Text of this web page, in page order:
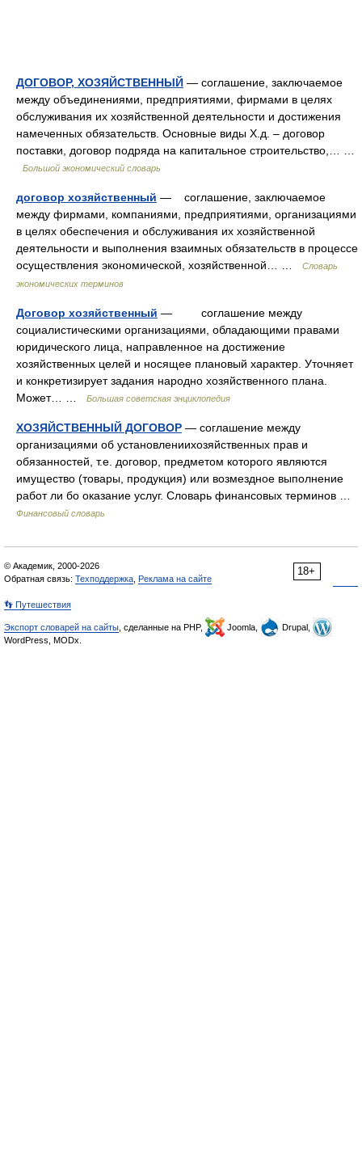
ДОГОВОР, ХОЗЯЙСТВЕННЫЙ — соглашение, заключаемое
между объединениями, предприятиями, фирмами в целях
обслуживания их хозяйственной деятельности и достижения
намеченных обязательств. Основные виды Х.д. – договор
поставки, договор подряда на капитальное строительство,… …
Большой экономический словарь
договор хозяйственный — соглашение, заключаемое
между фирмами, компаниями, предприятиями, организациями
в целях обеспечения и обслуживания их хозяйственной
деятельности и выполнения взаимных обязательств в процессе
осуществления экономической, хозяйственной… …
Словарь
экономических терминов
Договор хозяйственный — соглашение между
социалистическими организациями, обладающими правами
юридического лица, направленное на достижение
хозяйственных целей и носящее плановый характер. Уточняет
и конкретизирует задания народно хозяйственного плана.
Может… …
Большая советская энциклопедия
ХОЗЯЙСТВЕННЫЙ ДОГОВОР — соглашение между
организациями об установлениихозяйственных прав и
обязанностей, т.е. договор, предметом которого являются
имущество (товары, продукция) или возмездное выполнение
работ ли бо оказание услуг. Словарь финансовых терминов …
Финансовый словарь
18+
© Академик, 2000-2026
Обратная связь: Техподдержка Реклама на сайте
👣 Путешествия
Экспорт словарей на сайты , сделанные на PHP, Joomla,
Drupal,
WordPress, MODx.